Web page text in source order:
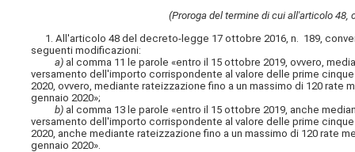
(Proroga del termine di cui all'articolo 48,
1. All'articolo 48 del decreto-legge 17 ottobre 2016, n. 189,
seguenti modificazioni:
a) al comma 11 le parole «entro il 15 ottobre 2019, ovvero,
versamento dell'importo corrispondente al valore delle prime
2020, ovvero, mediante rateizzazione fino a un massimo di 120
gennaio 2020»;
b) al comma 13 le parole «entro il 15 ottobre 2019, anche
versamento dell'importo corrispondente al valore delle prime
2020, anche mediante rateizzazione fino a un massimo di 120 rate
gennaio 2020».